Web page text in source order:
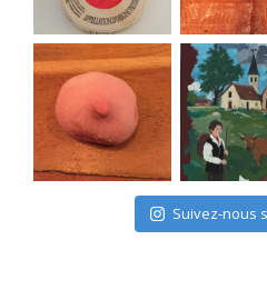
Suivez-nous